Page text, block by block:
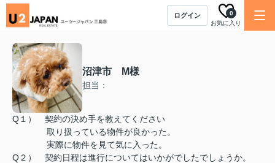
ログイン
お気に入り
0
沼津市 M様
担当：
Q１） 契約の決め手を教えてください
取り扱っている物件が良かった。
実際に物件を見て気に入った。
Q２） 契約日程は進行についてはいかがでしたでしょうか。